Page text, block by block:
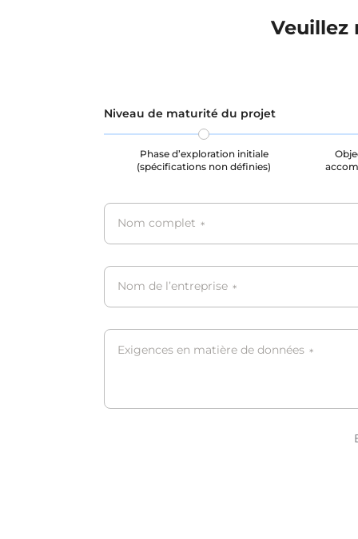
Veuillez
Niveau de maturité du projet
Phase d’exploration initiale
(spécifications non définies)
Nom complet *
Nom de l’entreprise *
Exigences en matière de données *